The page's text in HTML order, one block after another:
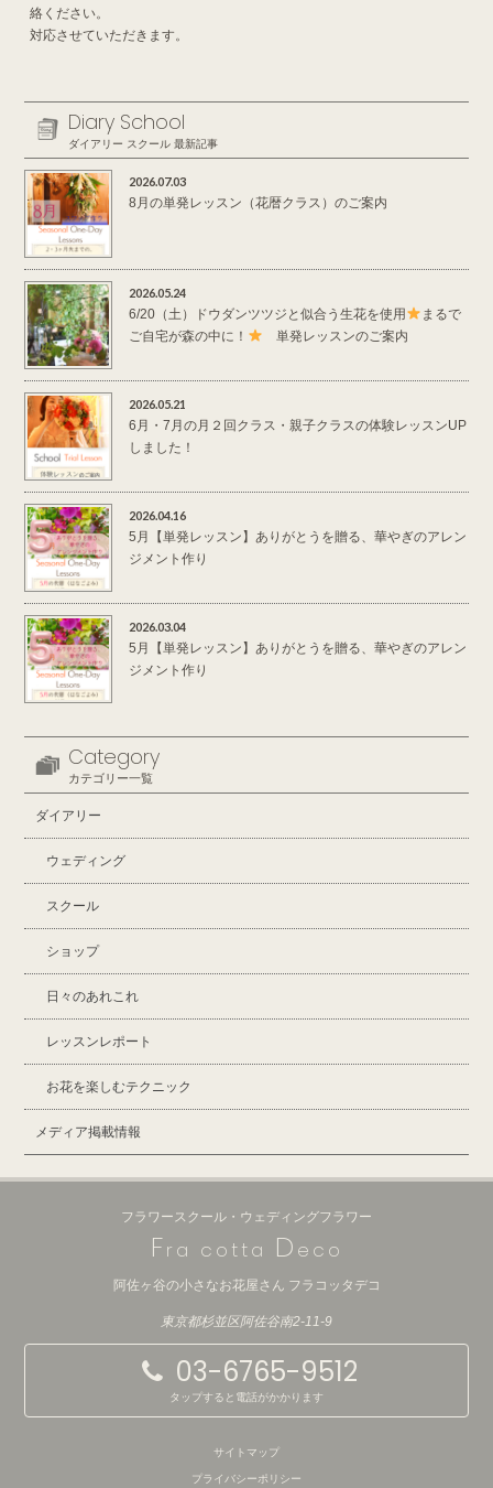
絡ください。
対応させていただきます。
Diary School
ダイアリー スクール 最新記事
2026.07.03
8月の単発レッスン（花暦クラス）のご案内
2026.05.24
6/20（土）ドウダンツツジと似合う生花を使用
まるで
ご自宅が森の中に！
単発レッスンのご案内
2026.05.21
6月・7月の月２回クラス・親子クラスの体験レッスンUP
しました！
2026.04.16
5月【単発レッスン】ありがとうを贈る、華やぎのアレン
ジメント作り
2026.03.04
5月【単発レッスン】ありがとうを贈る、華やぎのアレン
ジメント作り
Category
カテゴリー一覧
ダイアリー
ウェディング
スクール
ショップ
日々のあれこれ
レッスンレポート
お花を楽しむテクニック
メディア掲載情報
フラワースクール・ウェディングフラワー
Fra cotta D eco
阿佐ヶ谷の小さなお花屋さん フラコッタデコ
東京都杉並区阿佐谷南2-11-9
03-6765-9512
タップすると電話がかかります
サイトマップ
プライバシーポリシー